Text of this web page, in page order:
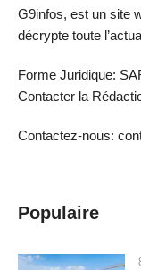
G9infos, est un site
décrypte toute
Forme Juridique:
Contacter la
Contactez-nous:
Populaire